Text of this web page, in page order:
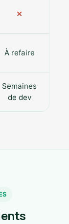
✕
À refaire
Semaines
de dev